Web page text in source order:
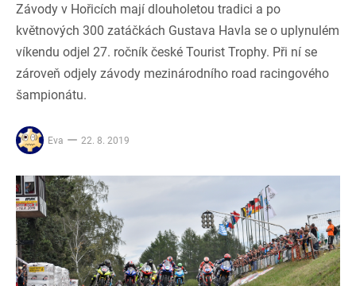
Závody v Hořicích mají dlouholetou tradici a po
květnových 300 zatáčkách Gustava Havla se o uplynulém
víkendu odjel 27. ročník české Tourist Trophy. Při ní se
zároveň odjely závody mezinárodního road racingového
šampionátu.
Eva 22. 8. 2019